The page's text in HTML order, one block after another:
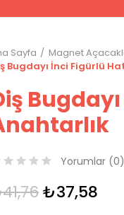
Sayfa Magnet
Bugdayı İnci Figürlü
Yorumlar (0)
₺37,58